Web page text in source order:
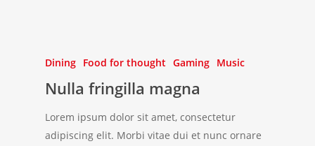
Dining Food for thought Gaming Music
Nulla fringilla magna
Lorem ipsum dolor sit amet, consectetur
adipiscing elit. Morbi vitae dui et nunc ornare